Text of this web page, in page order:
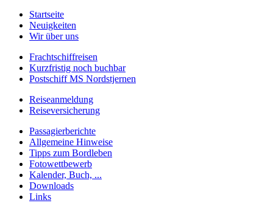
Startseite
Neuigkeiten
Wir über uns
Frachtschiffreisen
Kurzfristig noch buchbar
Postschiff MS Nordstjernen
Reiseanmeldung
Reiseversicherung
Passagierberichte
Allgemeine Hinweise
Tipps zum Bordleben
Fotowettbewerb
Kalender, Buch, ...
Downloads
Links